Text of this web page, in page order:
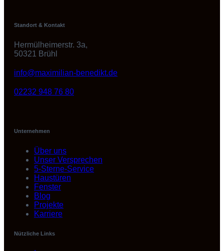
Standort & Kontakt
Hermülheimerstr. 3a,
50321 Brühl
info@maximilian-benedikt.de
02232 948 76 80
Unternehmen
Über uns
Unser Versprechen
5-Sterne-Service
Haustüren
Fenster
Blog
Projekte
Karriere
Nützliche Links